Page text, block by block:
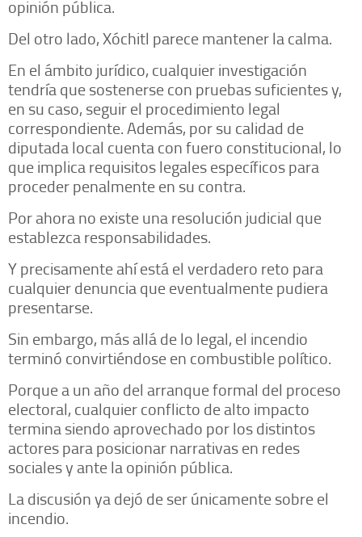
opinión pública.
Del otro lado, Xóchitl parece mantener la calma.
En el ámbito jurídico, cualquier investigación
tendría que sostenerse con pruebas suficientes y,
en su caso, seguir el procedimiento legal
correspondiente. Además, por su calidad de
diputada local cuenta con fuero constitucional, lo
que implica requisitos legales específicos para
proceder penalmente en su contra.
Por ahora no existe una resolución judicial que
establezca responsabilidades.
Y precisamente ahí está el verdadero reto para
cualquier denuncia que eventualmente pudiera
presentarse.
Sin embargo, más allá de lo legal, el incendio
terminó convirtiéndose en combustible político.
Porque a un año del arranque formal del proceso
electoral, cualquier conflicto de alto impacto
termina siendo aprovechado por los distintos
actores para posicionar narrativas en redes
sociales y ante la opinión pública.
La discusión ya dejó de ser únicamente sobre el
incendio.